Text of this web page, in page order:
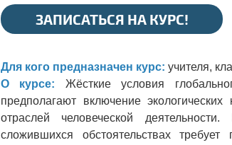
ЗАПИСАТЬСЯ НА КУРС!
Для кого предназначен курс: учителя,
О курсе:
Жёсткие условия
предполагают включение
отраслей человеческой
сложившихся обстоятельствах